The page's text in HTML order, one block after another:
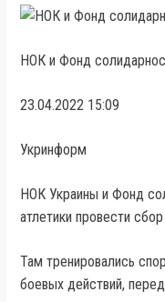
НОК и Фонд
23.04.2022 15:09
Укринформ
НОК Украины и Фонд
атлетики провести
Там тренировались
боевых действий,